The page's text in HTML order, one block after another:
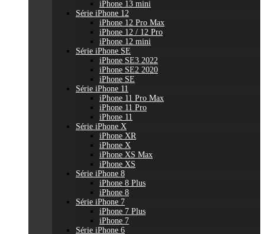
iPhone 13 mini
Série iPhone 12
iPhone 12 Pro Max
iPhone 12 / 12 Pro
iPhone 12 mini
Série iPhone SE
iPhone SE3 2022
iPhone SE2 2020
iPhone SE
Série iPhone 11
iPhone 11 Pro Max
iPhone 11 Pro
iPhone 11
Série iPhone X
iPhone XR
iPhone X
iPhone XS Max
iPhone XS
Série iPhone 8
iPhone 8 Plus
iPhone 8
Série iPhone 7
iPhone 7 Plus
iPhone 7
Série iPhone 6